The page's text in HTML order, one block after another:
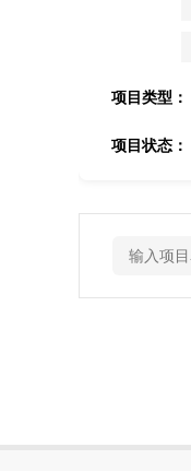
项目类型：
项目状态：